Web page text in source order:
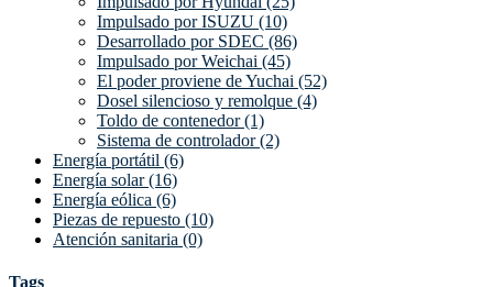
Impulsado por ISUZU (10)
Desarrollado por SDEC (86)
Impulsado por Weichai (45)
El poder proviene de Yuchai (52)
Dosel silencioso y remolque (4)
Toldo de contenedor (1)
Sistema de controlador (2)
Energía portátil (6)
Energía solar (16)
Energía eólica (6)
Piezas de repuesto (10)
Atención sanitaria (0)
Tags